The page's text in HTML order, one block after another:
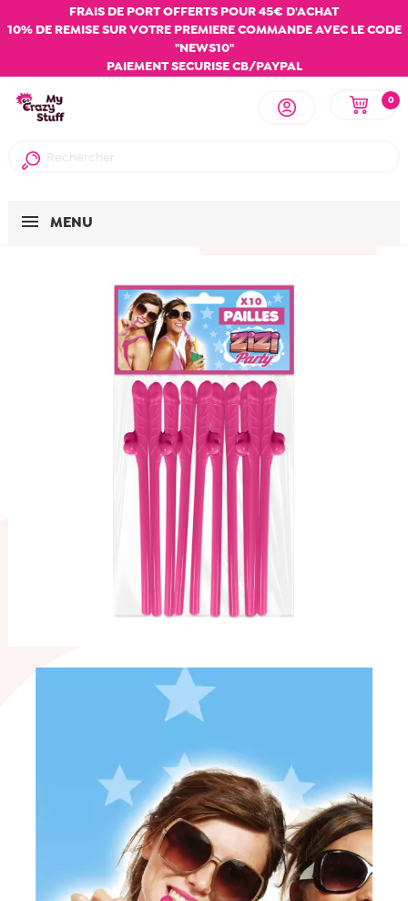
FRAIS DE PORT OFFERTS POUR 45€ D'ACHAT
10% DE REMISE SUR VOTRE PREMIERE COMMANDE AVEC LE CODE
"NEWS10"
PAIEMENT SECURISE CB/PAYPAL
0
MENU